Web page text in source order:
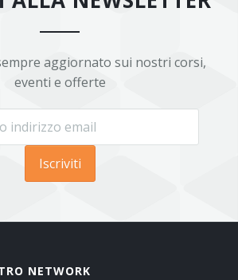
aggiornato sui nostri corsi,
eventi e offerte
Iscriviti
NETWORK